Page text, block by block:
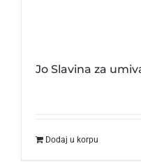
Jo Slavina za
Dodaj u korpu